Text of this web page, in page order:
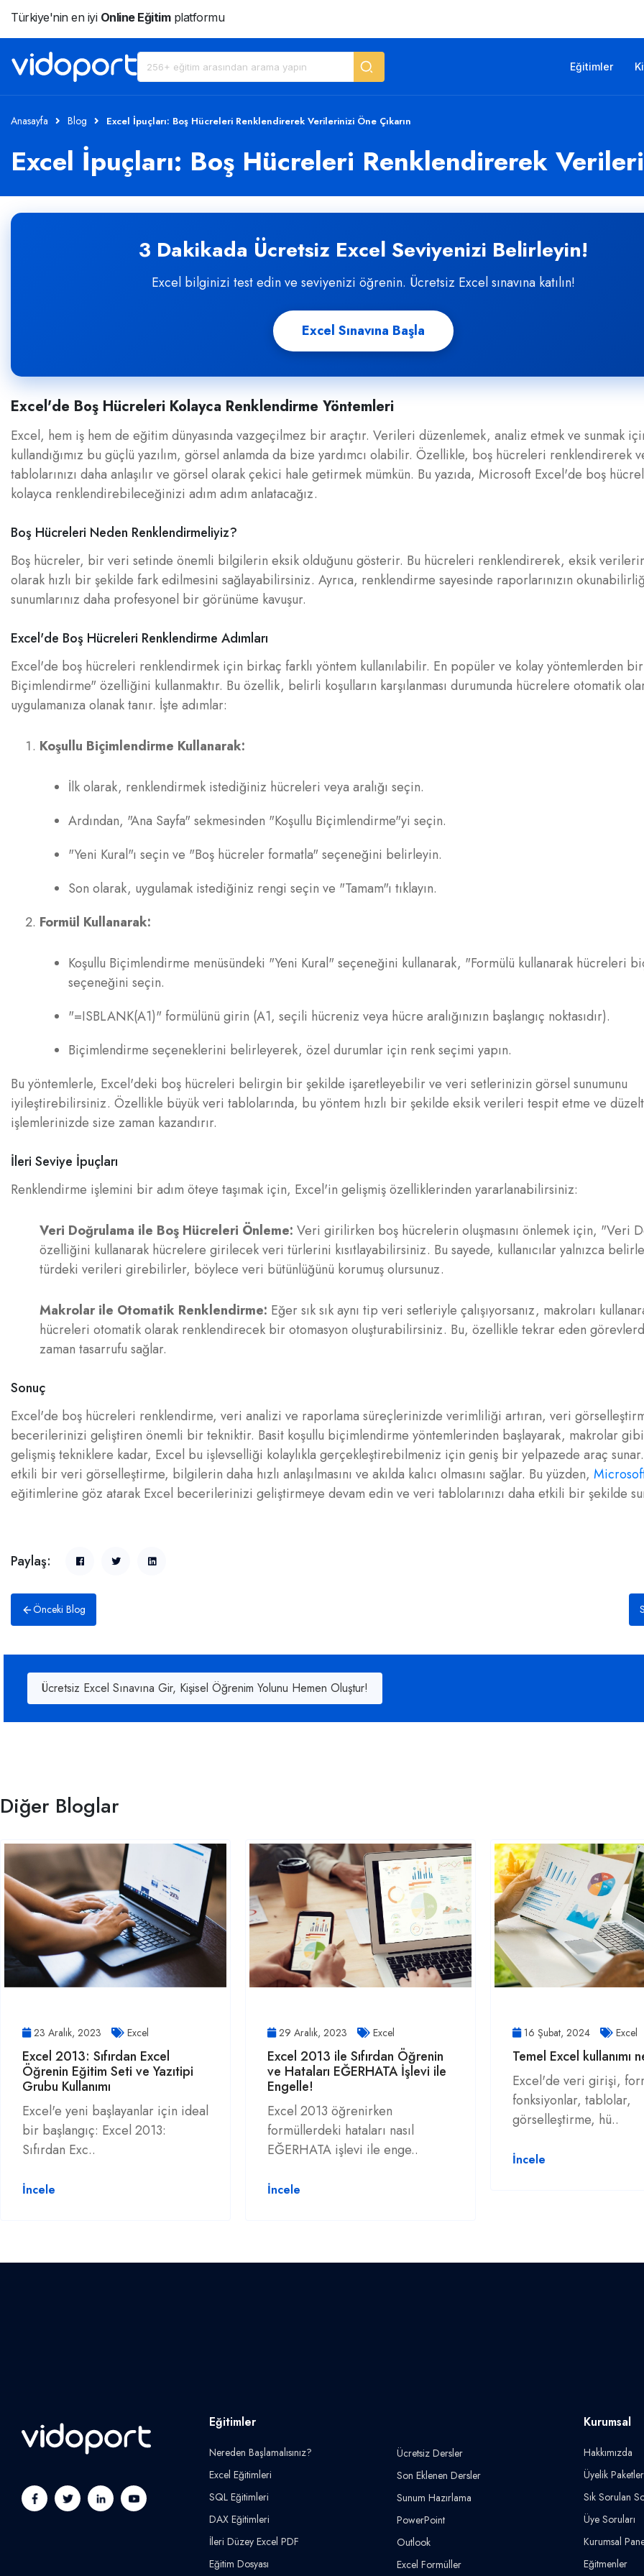
Türkiye'nin en iyi Online Eğitimplatformu
Eğitimler
Anasayfa Blog Excel İpuçları: Boş Hücreleri Renklendirerek Verilerinizi Öne Çıkarın
Excel İpuçları: Boş Hücreleri Renklendirerek
3 Dakikada Ücretsiz Excel Seviyenizi Belirleyin!
Excel bilginizi test edin ve seviyenizi öğrenin. Ücretsiz Excel sınavına katılın!
Excel Sınavına Başla
Excel'de Boş Hücreleri Kolayca Renklendirme Yöntemleri
Excel, hem iş hem de eğitim dünyasında vazgeçilmez bir araçtır. Verileri düzenlemek, analiz etmek ve sunmak
kullandığımız bu güçlü yazılım, görsel anlamda da bize yardımcı olabilir. Özellikle, boş hücreleri renklendirerek
tablolarınızı daha anlaşılır ve görsel olarak çekici hale getirmek mümkün. Bu yazıda, Microsoft Excel'de boş
kolayca renklendirebileceğinizi adım adım anlatacağız.
Boş Hücreleri Neden Renklendirmeliyiz?
Boş hücreler, bir veri setinde önemli bilgilerin eksik olduğunu gösterir. Bu hücreleri renklendirerek, eksik
olarak hızlı bir şekilde fark edilmesini sağlayabilirsiniz. Ayrıca, renklendirme sayesinde raporlarınızın
sunumlarınız daha profesyonel bir görünüme kavuşur.
Excel'de Boş Hücreleri Renklendirme Adımları
Excel'de boş hücreleri renklendirmek için birkaç farklı yöntem kullanılabilir. En popüler ve kolay yöntemlerden
Biçimlendirme" özelliğini kullanmaktır. Bu özellik, belirli koşulların karşılanması durumunda hücrelere otomatik
uygulamanıza olanak tanır. İşte adımlar:
Koşullu Biçimlendirme Kullanarak:
İlk olarak, renklendirmek istediğiniz hücreleri veya aralığı seçin.
Ardından, "Ana Sayfa" sekmesinden "Koşullu Biçimlendirme"yi seçin.
"Yeni Kural"ı seçin ve "Boş hücreler formatla" seçeneğini belirleyin.
Son olarak, uygulamak istediğiniz rengi seçin ve "Tamam"ı tıklayın.
Formül Kullanarak:
Koşullu Biçimlendirme menüsündeki "Yeni Kural" seçeneğini kullanarak, "Formülü kullanarak hücreleri
seçeneğini seçin.
"=ISBLANK(A1)" formülünü girin (A1, seçili hücreniz veya hücre aralığınızın başlangıç noktasıdır).
Biçimlendirme seçeneklerini belirleyerek, özel durumlar için renk seçimi yapın.
Bu yöntemlerle, Excel'deki boş hücreleri belirgin bir şekilde işaretleyebilir ve veri setlerinizin görsel sunumunu
iyileştirebilirsiniz. Özellikle büyük veri tablolarında, bu yöntem hızlı bir şekilde eksik verileri tespit etme ve
işlemlerinizde size zaman kazandırır.
İleri Seviye İpuçları
Renklendirme işlemini bir adım öteye taşımak için, Excel'in gelişmiş özelliklerinden yararlanabilirsiniz:
Veri Doğrulama ile Boş Hücreleri Önleme: Veri girilirken boş hücrelerin oluşmasını önlemek için, "Veri
özelliğini kullanarak hücrelere girilecek veri türlerini kısıtlayabilirsiniz. Bu sayede, kullanıcılar yalnızca
türdeki verileri girebilirler, böylece veri bütünlüğünü korumuş olursunuz.
Makrolar ile Otomatik Renklendirme: Eğer sık sık aynı tip veri setleriyle çalışıyorsanız, makroları
hücreleri otomatik olarak renklendirecek bir otomasyon oluşturabilirsiniz. Bu, özellikle tekrar eden
zaman tasarrufu sağlar.
Sonuç
Excel'de boş hücreleri renklendirme, veri analizi ve raporlama süreçlerinizde verimliliği artıran, veri
becerilerinizi geliştiren önemli bir tekniktir. Basit koşullu biçimlendirme yöntemlerinden başlayarak, makrolar
gelişmiş tekniklere kadar, Excel bu işlevselliği kolaylıkla gerçekleştirebilmeniz için geniş bir yelpazede araç sunar.
etkili bir veri görselleştirme, bilgilerin daha hızlı anlaşılmasını ve akılda kalıcı olmasını sağlar. Bu yüzden,
eğitimlerine göz atarak Excel becerilerinizi geliştirmeye devam edin ve veri tablolarınızı daha etkili bir şekilde
Paylaş:
Önceki Blog
Ücretsiz Excel Sınavına Gir, Kişisel Öğrenim Yolunu Hemen Oluştur!
Diğer Bloglar
23 Aralık, 2023 Excel
Excel 2013: Sıfırdan Excel
Öğrenin Eğitim Seti ve Yazıtipi
Grubu Kullanımı
Excel'e yeni başlayanlar için ideal
bir başlangıç: Excel 2013:
Sıfırdan Exc..
İncele
29 Aralık, 2023 Excel
Excel 2013 ile Sıfırdan Öğrenin
ve Hataları EĞERHATA İşlevi ile
Engelle!
Excel 2013 öğrenirken
formüllerdeki hataları nasıl
EĞERHATA işlevi ile enge..
İncele
16 Şubat, 2024 Excel
Temel Excel kullanımı
Excel'de veri girişi,
fonksiyonlar, tablolar,
görselleştirme, hü..
İncele
Eğitimler
Nereden Başlamalısınız?
Excel Eğitimleri
SQL Eğitimleri
DAX Eğitimleri
İleri Düzey Excel PDF
Eğitim Dosyası
Ücretsiz Dersler
Son Eklenen Dersler
Sunum Hazırlama
PowerPoint
Outlook
Excel Formüller
Kurumsal
Hakkımızda
Üyelik
Sık Sorulan
Üye Soruları
Kurumsal
Eğitmenler